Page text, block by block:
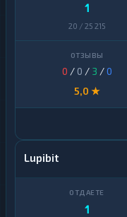
1
20 / 25 215
0 / 0 / 3 /0
5,0 ★
Lupibit
1